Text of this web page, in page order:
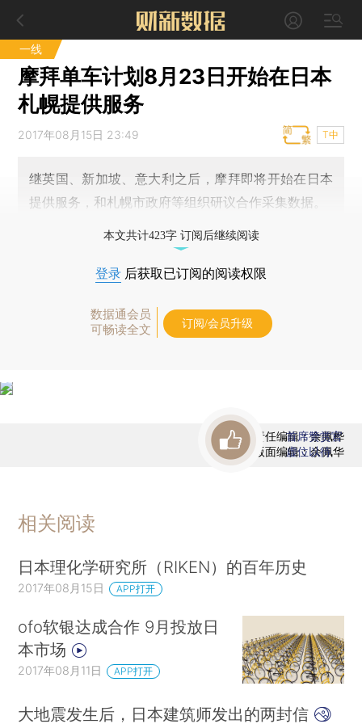
一线
摩拜单车计划8月23日开始在日本
札幌提供服务
2017年08月15日 23:49 T中
继英国、新加坡、意大利之后，摩拜即将开始在日本
提供服务，和札幌市政府等组织研议合作采集数据。
本文共计423字 订阅后继续阅读
登录 后获取已订阅的阅读权限
数据通会员
可畅读全文
订阅/会员升级
责任编辑：余佩桦
版面编辑：余佩华
首席赞赏官
虚位以待
相关阅读
日本理化学研究所（RIKEN）的百年历史
2017年08月15日 APP打开
ofo软银达成合作 9月投放日
本市场
2017年08月11日 APP打开
大地震发生后，日本建筑师发出的两封信